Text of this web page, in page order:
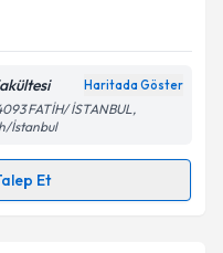
ilişkinAydınlatma
verilerimin belirtilen
Haritada Göster
FATİH/ İSTANBUL,
İstanbul
Et